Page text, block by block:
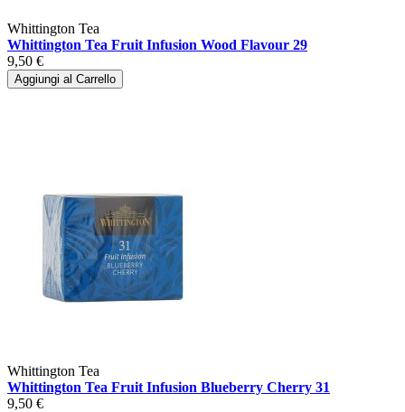
Whittington Tea
Whittington Tea Fruit Infusion Wood Flavour 29
9,50 €
Aggiungi al Carrello
Whittington Tea
Whittington Tea Fruit Infusion Blueberry Cherry 31
9,50 €